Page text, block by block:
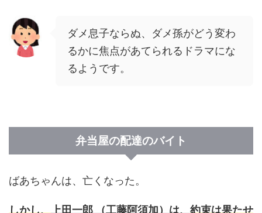
ダメ息子ならぬ、ダメ孫がどう変わ
るかに焦点があてられるドラマにな
るようです。
弁当屋の配達のバイト
ばあちゃんは、亡くなった。
しかし、上田一郎 （工藤阿須加）は、 約束は果たせ